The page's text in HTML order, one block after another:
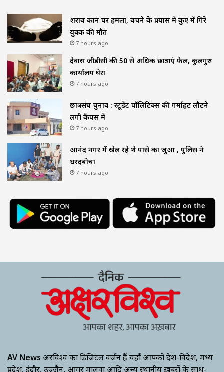
शराब दुकान पर हमला, बचने के प्रयास में कुए में गिरे
युवक की मौत
7 hours ago
देवास जीडीसी की 50 से अधिक छात्राएं फेल, कुलगुरु
कार्यालय घेरा
7 hours ago
छात्रसंघ चुनाव : स्टूडेंट पॉलिटिक्स की गर्माहट लौटने
लगी कैंपस में
7 hours ago
आनंद नगर में खेल रहे थे पासे का जुआ , पुलिस ने
धरदबोचा
7 hours ago
AV News अक्षरविश्व का डिजिटल वर्जन हैं यहाँ आपको देश-विदेश, मध्य
प्रदेश, इंदौर, उज्जैन, आगर मालवा आदि अन्य स्थानीय ख़बरों के साथ-